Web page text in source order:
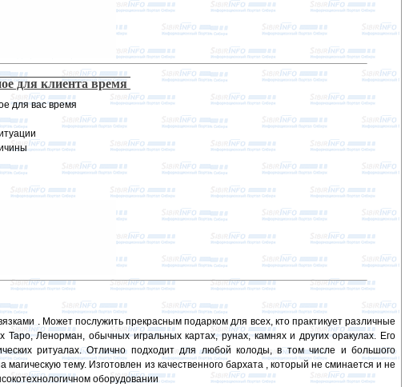
для клиента время
для вас время
. Может послужить прекрасным подарком для всех, кто практикует различные
Таро, Ленорман, обычных игральных картах, рунах, камнях и других оракулах. Его
ритуалах. Отлично подходит для любой колоды, в том числе и большого
тему. Изготовлен из качественного бархата , который не сминается и не
оборудовании